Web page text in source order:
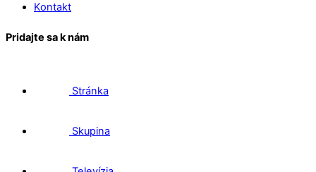
Kontakt
Pridajte sa k nám
Stránka
Skupina